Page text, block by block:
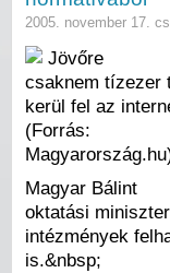
2005. november 17.
Jövőre
csaknem tízezer
kerül fel az
(Forrás:
Magyar Bálint
oktatási
intézmények
is.&nbsp;